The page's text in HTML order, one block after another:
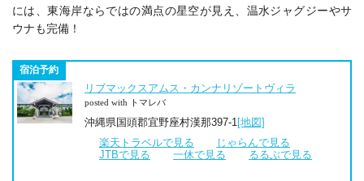
には、東海岸ならではの満点の星空が見え、温水ジャグジーやサ
ウナも完備！
宿泊予約
リブマックスアムス・カンナリゾートヴィラ
posted with トマレバ
沖縄県国頭郡宜野座村漢那397-1 [地図]
楽天トラベルで見る
じゃらんで見る
JTBで見る
一休で見る るるぶで見る